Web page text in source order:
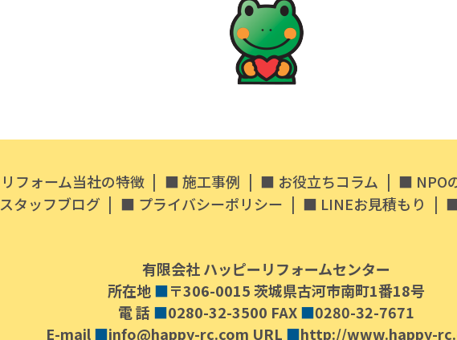
リフォーム当社の特徴 | 施工事例 | お役立ちコラム | NPO
スタッフブログ | プライバシーポリシー | LINEお見積もり |
有限会社 ハッピーリフォームセンター
所在地■〒306-0015 茨城県古河市南町1番18号
電 話 ■0280-32-3500 FAX■0280-32-7671
E-mail■info@happy-rc.com URL ■http://www.happy-